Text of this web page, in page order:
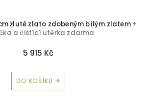
žluté zlato zdobeným bílým zlatem +
a čistící utěrka zdarma
5 915 Kč
DO KOŠÍKU